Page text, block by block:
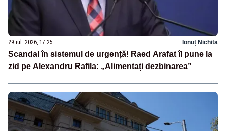
29 iul. 2026, 17:25 Ionuț Nichita
Scandal în sistemul de urgență! Raed Arafat îl pune la
zid pe Alexandru Rafila: „Alimentați dezbinarea”